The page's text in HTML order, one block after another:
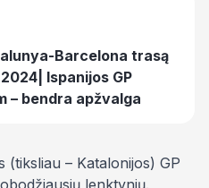
Barcelona trasą
Ispanijos GP
– bendra apžvalga
(tiksliau – Katalonijos) GP
lenktynių.